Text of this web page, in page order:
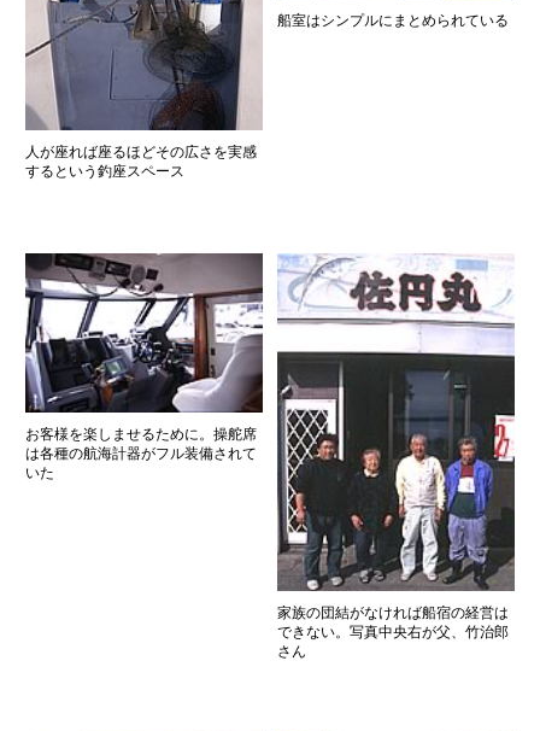
人が座れば座るほどその広さを実感
するという釣座スペース
船室はシンプルにまとめられている
お客様を楽しませるために。操舵席
は各種の航海計器がフル装備されて
いた
家族の団結がなければ船宿の経営は
できない。写真中央右が父、竹治郎
さん